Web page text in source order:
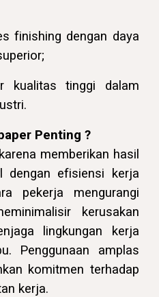
finishing dengan daya
kualitas tinggi dalam
Penting ?
memberikan hasil
dengan efisiensi kerja
pekerja mengurangi
kerusakan
lingkungan kerja
Penggunaan amplas
komitmen terhadap
kerja.